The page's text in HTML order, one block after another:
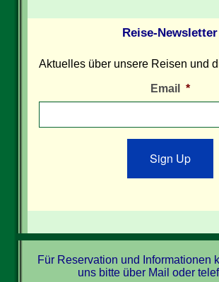
Reise-Newsletter
Aktuelles über unsere Reisen und
Email *
Sign Up
Für Reservation und Informationen
uns bitte über Mail oder